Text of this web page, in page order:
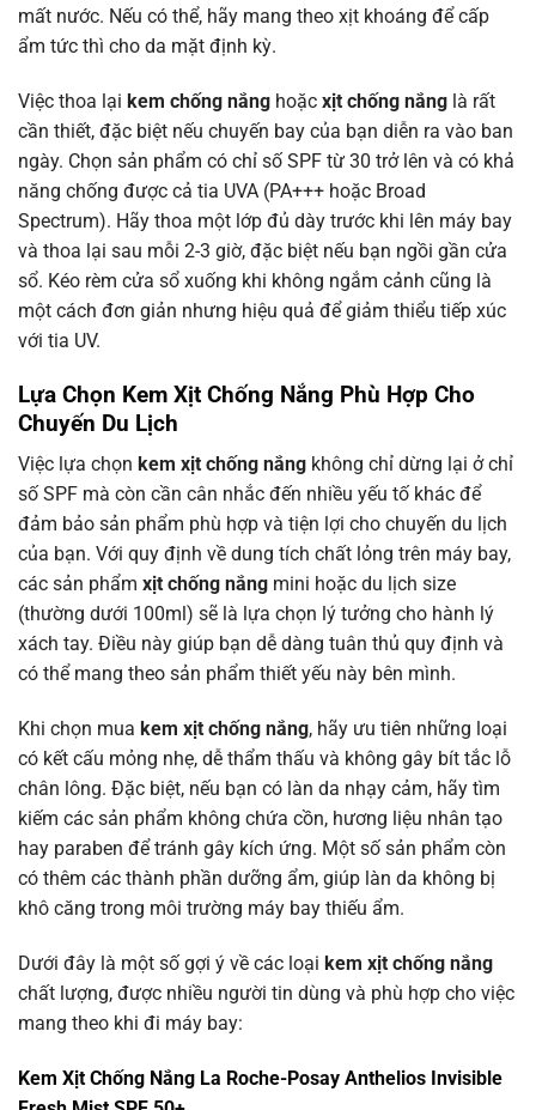
mất nước. Nếu có thể, hãy mang theo xịt khoáng để cấp
ẩm tức thì cho da mặt định kỳ.
Việc thoa lại kem chống nắng hoặc xịt chống nắng là rất
cần thiết, đặc biệt nếu chuyến bay của bạn diễn ra vào ban
ngày. Chọn sản phẩm có chỉ số SPF từ 30 trở lên và có khả
năng chống được cả tia UVA (PA+++ hoặc Broad
Spectrum). Hãy thoa một lớp đủ dày trước khi lên máy bay
và thoa lại sau mỗi 2-3 giờ, đặc biệt nếu bạn ngồi gần cửa
sổ. Kéo rèm cửa sổ xuống khi không ngắm cảnh cũng là
một cách đơn giản nhưng hiệu quả để giảm thiểu tiếp xúc
với tia UV.
Lựa Chọn Kem Xịt Chống Nắng Phù Hợp Cho
Chuyến Du Lịch
Việc lựa chọn kem xịt chống nắng không chỉ dừng lại ở chỉ
số SPF mà còn cần cân nhắc đến nhiều yếu tố khác để
đảm bảo sản phẩm phù hợp và tiện lợi cho chuyến du lịch
của bạn. Với quy định về dung tích chất lỏng trên máy bay,
các sản phẩm xịt chống nắng mini hoặc du lịch size
(thường dưới 100ml) sẽ là lựa chọn lý tưởng cho hành lý
xách tay. Điều này giúp bạn dễ dàng tuân thủ quy định và
có thể mang theo sản phẩm thiết yếu này bên mình.
Khi chọn mua kem xịt chống nắng, hãy ưu tiên những loại
có kết cấu mỏng nhẹ, dễ thẩm thấu và không gây bít tắc lỗ
chân lông. Đặc biệt, nếu bạn có làn da nhạy cảm, hãy tìm
kiếm các sản phẩm không chứa cồn, hương liệu nhân tạo
hay paraben để tránh gây kích ứng. Một số sản phẩm còn
có thêm các thành phần dưỡng ẩm, giúp làn da không bị
khô căng trong môi trường máy bay thiếu ẩm.
Dưới đây là một số gợi ý về các loại kem xịt chống nắng
chất lượng, được nhiều người tin dùng và phù hợp cho việc
mang theo khi đi máy bay:
Kem Xịt Chống Nắng La Roche-Posay Anthelios Invisible